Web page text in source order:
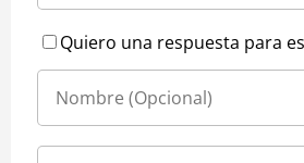
Quiero una respuesta para